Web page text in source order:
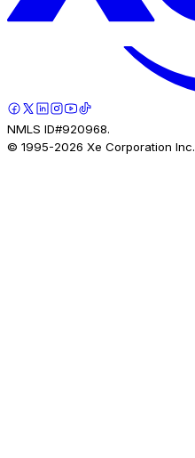
NMLS ID#920968.
© 1995-2026 Xe Corporation Inc.